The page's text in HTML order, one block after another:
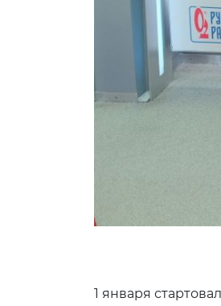
1 января